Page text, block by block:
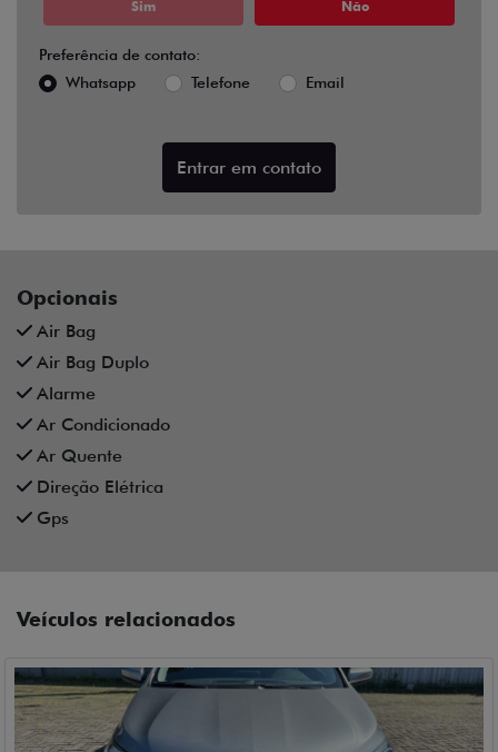
Sim Não
Preferência de contato:
Whatsapp
Telefone Email
Entrar em contato
Opcionais
Air Bag
Air Bag Duplo
Alarme
Ar Condicionado
Ar Quente
Direção Elétrica
Gps
Veículos relacionados